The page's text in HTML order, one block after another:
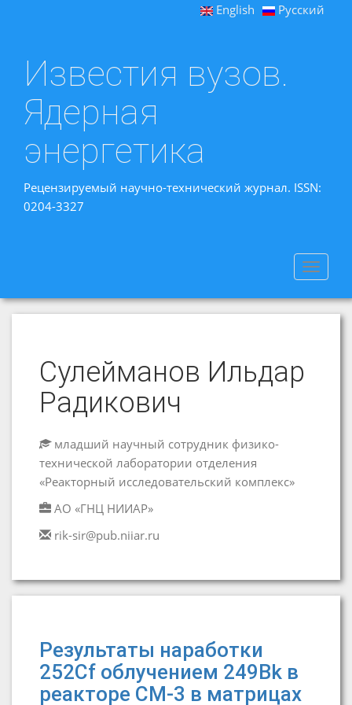
English Русский
Известия вузов.
Ядерная
энергетика
Рецензируемый научно-технический журнал. ISSN:
0204-3327
Toggle
Сулейманов Ильдар
Радикович
младший научный сотрудник физико-
технической лаборатории отделения
«Реакторный исследовательский комплекс»
АО «ГНЦ НИИАР»
rik-sir@pub.niiar.ru
Результаты наработки
252Cf облучением 249Bk в
реакторе СМ-3 в матрицах